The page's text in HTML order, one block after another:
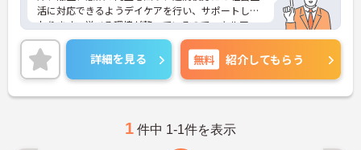
活に対応できるようデイケアを行い、サポートして
おります。学べる環境が整っているのでスキルアッ
プを図りたい方にもオススメです。ご興味のある方
はお気軽にお問い合わせ下さいませ。
詳細を見る 無料 紹介してもらう
1 件中 1-1件を表示